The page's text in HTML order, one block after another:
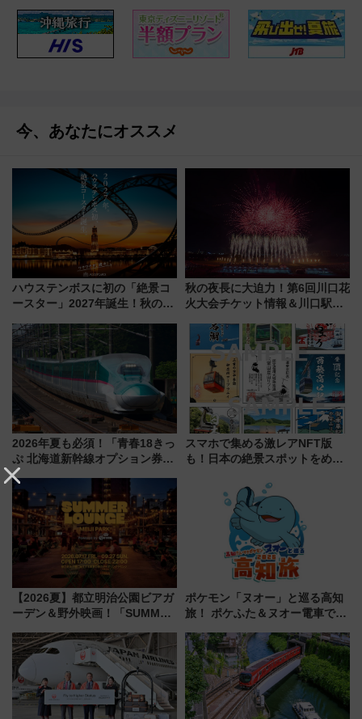
今、あなたにオススメ
ハウステンボスに初の「絶景コ
ースター」2027年誕生！秋の
ろも一挙紹介
秋の夜長に大迫力！第6回川口花
火大会チケット情報＆川口駅か
2026年夏も必須！「青春18きっ
ぷ 北海道新幹線オプション券」
自動改札対応ルールと途中下車
の罠
スマホで集める激レアNFT版
も！日本の絶景スポットをめぐ
ん)」企画がスタート
【2026夏】都立明治公園ビアガ
ーデン＆野外映画！「SUMMER
ケジュール 夜風とビール、映画
を満喫！
ポケモン「ヌオー」と巡る高知
旅！ ポケふた＆ヌオー電車で楽
路の絶景と絶品グルメを満喫！
（7月18日スタート）